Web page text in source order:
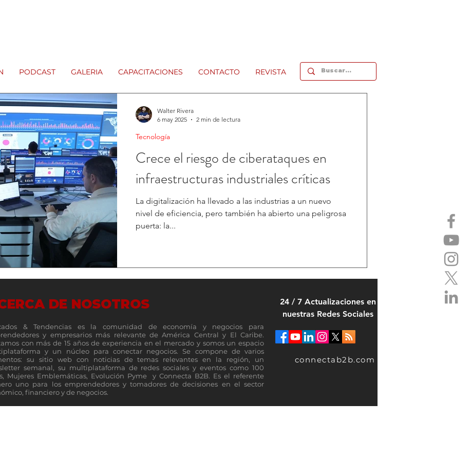
PODCAST GALERIA CAPACITACIONES CONTACTO REVISTA
Crece el riesgo de ciberataques en
infraestructuras industriales críticas
La digitalización ha llevado a las industrias a un nuevo
nivel de eficiencia, pero también ha abierto una peligrosa
puerta: la...
Tecnología
Walter Rivera
6 may 2025
2 min de lectura
DE NOSOTROS
& Tendencias es la comunidad de economía y negocios para
y empresarios más relevante de América Central y El Caribe.
con más de 15 años de experiencia en el mercado y somos un espacio
y un núcleo para conectar negocios. Se compone de varios
su sitio web con noticias de temas relevantes en la región, un
semanal, su multiplataforma de redes sociales y eventos como 100
Mujeres Emblemáticas, Evolución Pyme y Connecta B2B. Es el referente
uno para los emprendedores y tomadores de decisiones en el sector
financiero y de negocios.
24 / 7 Actualizaciones en
nuestras Redes Sociales
connectab2b.com